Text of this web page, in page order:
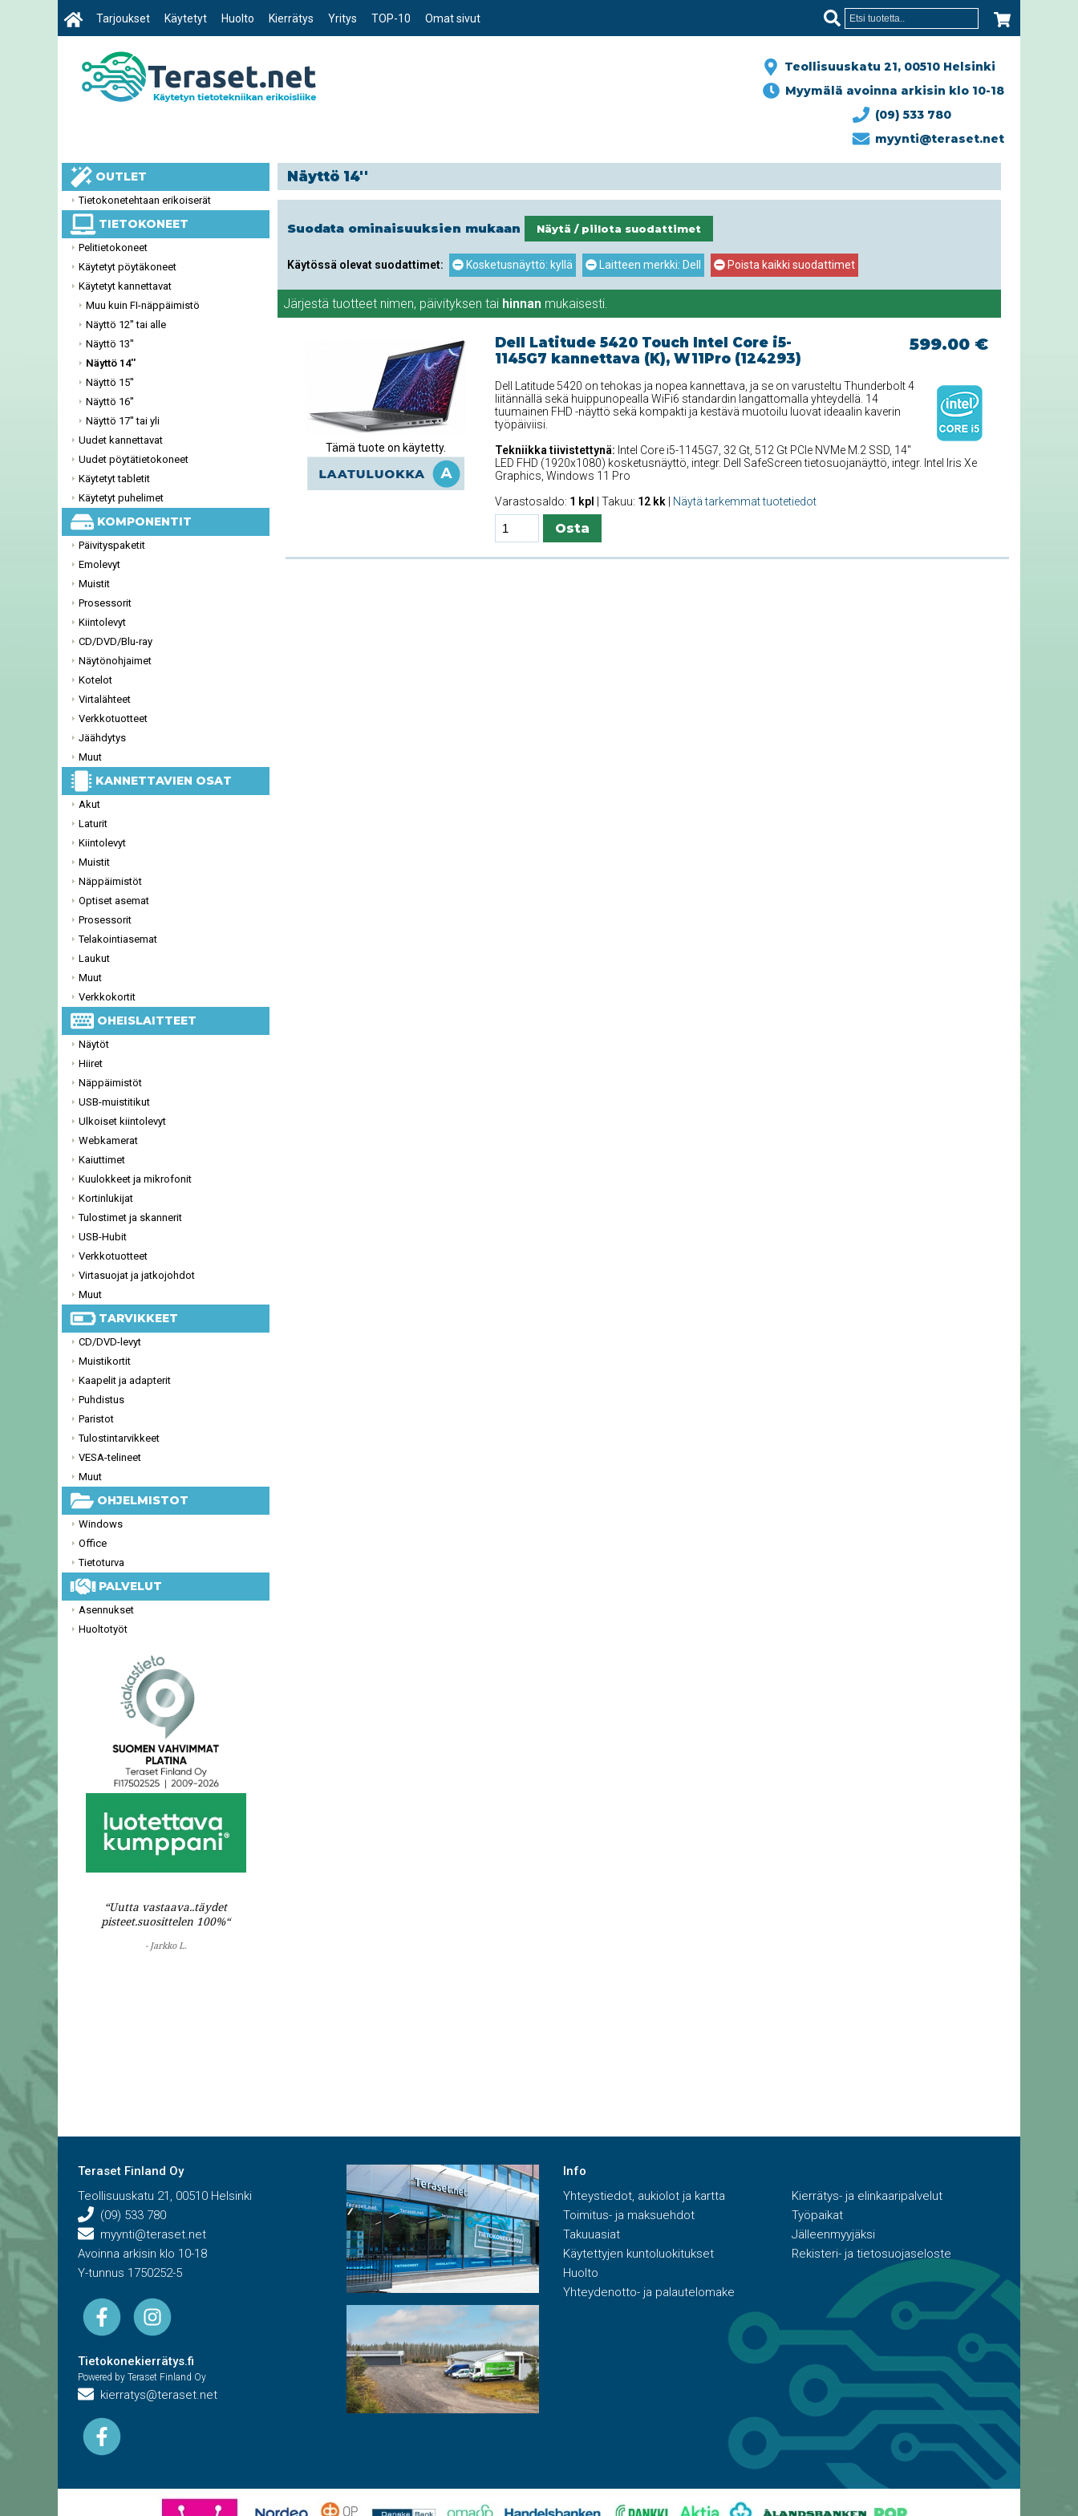
Teollisuuskatu 21, 00510 Helsinki
Myymälä avoinna arkisin klo 10-18
(09) 533 780
myynti@teraset.net
Tarjoukset Käytetyt Huolto Kierrätys Yritys TOP-10 Omat sivut
OUTLET
Tietokonetehtaan erikoiserät
TIETOKONEET
Pelitietokoneet
Käytetyt pöytäkoneet
Käytetyt kannettavat
Muu kuin FI-näppäimistö
Näyttö 12'' tai alle
Näyttö 13''
Näyttö 14''
Näyttö 15''
Näyttö 16''
Näyttö 17'' tai yli
Uudet kannettavat
Uudet pöytätietokoneet
Käytetyt tabletit
Käytetyt puhelimet
KOMPONENTIT
Päivityspaketit
Emolevyt
Muistit
Prosessorit
Kiintolevyt
CD/DVD/Blu-ray
Näytönohjaimet
Kotelot
Virtalähteet
Verkkotuotteet
Jäähdytys
Muut
KANNETTAVIEN OSAT
Akut
Laturit
Kiintolevyt
Muistit
Näppäimistöt
Optiset asemat
Prosessorit
Telakointiasemat
Laukut
Muut
Verkkokortit
OHEISLAITTEET
Näytöt
Hiiret
Näppäimistöt
USB-muistitikut
Ulkoiset kiintolevyt
Webkamerat
Kaiuttimet
Kuulokkeet ja mikrofonit
Kortinlukijat
Tulostimet ja skannerit
USB-Hubit
Verkkotuotteet
Virtasuojat ja jatkojohdot
Muut
TARVIKKEET
CD/DVD-levyt
Muistikortit
Kaapelit ja adapterit
Puhdistus
Paristot
Tulostintarvikkeet
VESA-telineet
Muut
OHJELMISTOT
Windows
Office
Tietoturva
PALVELUT
Asennukset
Huoltotyöt
“Uutta vastaava..täydet
pisteet.suosittelen 100%“
- Jarkko L.
Näyttö 14''
Suodata ominaisuuksien mukaan Näytä / piilota suodattimet
Käytössä olevat suodattimet: Kosketusnäyttö: kyllä Laitteen merkki: Dell Poista kaikki suodattimet
Järjestä tuotteet nimen, päivityksen tai hinnan mukaisesti.
Tämä tuote on käytetty.
Dell Latitude 5420 Touch Intel Core i5-
1145G7 kannettava (K), W11Pro (124293)
599.00 €
Dell Latitude 5420 on tehokas ja nopea kannettava, ja se on varusteltu Thunderbolt 4
liitännällä sekä huippunopealla WiFi6 standardin langattomalla yhteydellä. 14
tuumainen FHD -näyttö sekä kompakti ja kestävä muotoilu luovat ideaalin kaverin
työpäiviisi.
Tekniikka tiivistettynä: Intel Core i5-1145G7, 32 Gt, 512 Gt PCIe NVMe M.2 SSD, 14''
LED FHD (1920x1080) kosketusnäyttö, integr. Dell SafeScreen tietosuojanäyttö, integr. Intel Iris Xe
Graphics, Windows 11 Pro
Varastosaldo: 1 kpl | Takuu: 12 kk| Näytä tarkemmat tuotetiedot
Teraset Finland Oy
Teollisuuskatu 21, 00510 Helsinki
(09) 533 780
myynti@teraset.net
Avoinna arkisin klo 10-18
Y-tunnus 1750252-5
Tietokonekierrätys.fi
Powered by Teraset Finland Oy
kierratys@teraset.net
Info
Yhteystiedot, aukiolot ja kartta
Toimitus- ja maksuehdot
Takuuasiat
Käytettyjen kuntoluokitukset
Huolto
Yhteydenotto- ja palautelomake
Kierrätys- ja elinkaaripalvelut
Työpaikat
Jälleenmyyjäksi
Rekisteri- ja tietosuojaseloste